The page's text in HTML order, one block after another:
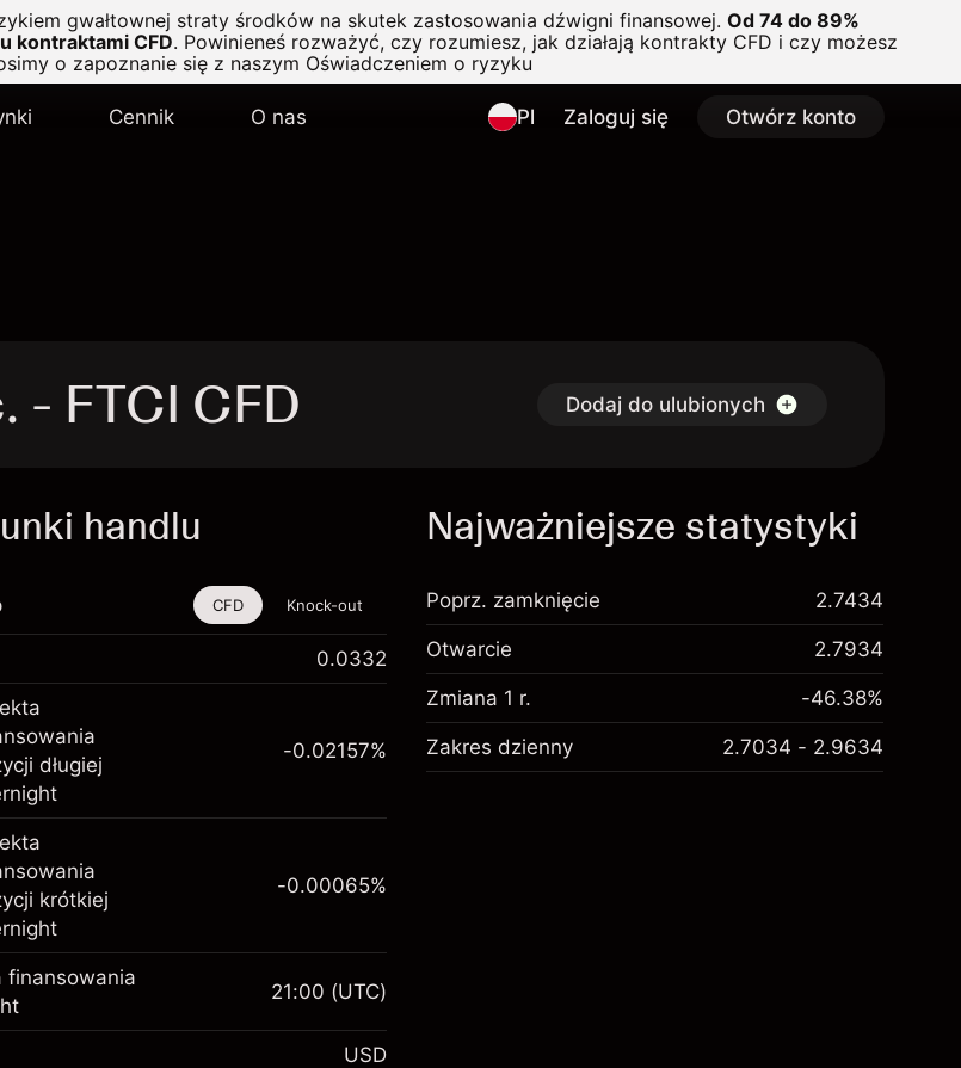
gwałtownej straty środków na skutek zastosowania dźwigni finansowej. Od 74 do 89%
kontraktami CFD. Powinieneś rozważyć, czy rozumiesz, jak działają kontrakty CFD i czy możesz
o zapoznanie się z naszym Oświadczeniem o ryzyku
Cennik O nas Pl Zaloguj się Otwórz konto
- FTCI CFD Dodaj do ulubionych
handlu
finansowy jest dostępny do
poprzez CFD i opcje knock-out
informacji:
CFD
knock-out
CFD Knock-out
0.0332
długiej
zabezpieczający.
inwestycja
-0.02157%
krótkiej
-0.00065%
finansowania
21:00 (UTC)
USD
Najważniejsze statystyki
Poprz. zamknięcie 2.7434
Otwarcie 2.7934
Zmiana 1 r. -46.38%
Zakres dzienny 2.7034 - 2.9634